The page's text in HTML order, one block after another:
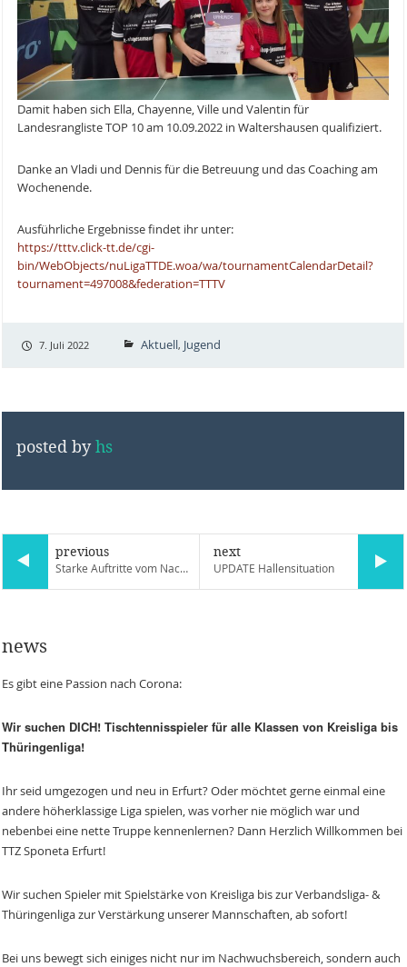
Damit haben sich Ella, Chayenne, Ville und Valentin für
Landesrangliste TOP 10 am 10.09.2022 in Waltershausen qualifiziert.
Danke an Vladi und Dennis für die Betreuung und das Coaching am
Wochenende.
Ausführliche Ergebnisse findet ihr unter:
https://tttv.click-tt.de/cgi-
bin/WebObjects/nuLigaTTDE.woa/wa/tournamentCalendarDetail?
tournament=497008&federation=TTTV
7. Juli 2022 Aktuell, Jugend
posted byhs
previous
Starke Auftritte vom Nachwuchs
next
UPDATE Hallensituation
news
Es gibt eine Passion nach Corona:
Wir suchen DICH! Tischtennisspieler für alle Klassen von Kreisliga bis
Thüringenliga!
Ihr seid umgezogen und neu in Erfurt? Oder möchtet gerne einmal eine
andere höherklassige Liga spielen, was vorher nie möglich war und
nebenbei eine nette Truppe kennenlernen? Dann Herzlich Willkommen bei
TTZ Sponeta Erfurt!
Wir suchen Spieler mit Spielstärke von Kreisliga bis zur Verbandsliga- &
Thüringenliga zur Verstärkung unserer Mannschaften, ab sofort!
Bei uns bewegt sich einiges nicht nur im Nachwuchsbereich, sondern auch